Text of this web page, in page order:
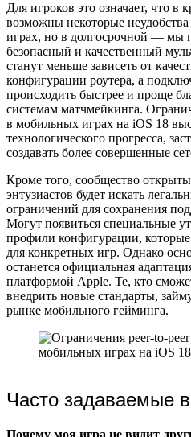
Для игроков это означает, что в
возможны некоторые
играх, но в долгосрочной — мы
безопасный и качественный
станут меньше зависеть от
конфигурации роутера, а
происходить быстрее и проще
системам матчмейкинга.
в мобильных играх на iOS 18
технологического прогресса,
создавать более совершенные
Кроме того, сообщество
энтузиастов будет искать
ограничений для сохранения
Могут появиться специальные
профили конфигурации,
для конкретных игр. Однако
останется официальная
платформой Apple. Те, кто
внедрить новые стандарты,
рынке мобильного гейминга.
Часто задаваемые
Почему моя игра не видит